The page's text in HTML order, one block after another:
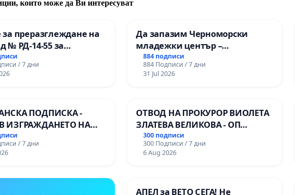
които може да Ви интересуват
за преразглеждане на
№ РД-14-55 за
на
гимназия по
технологии в
/ 7 дни
Да запазим Черноморски
младежки център –
пространство за младите на
Варна
884 подписи
884 Подписи / 7 дни
31 Jul 2026
ПОДПИСКА -
ИЗГРАЖДАНЕТО НА
ЛИНИЯ (ЛИФТ) НА
НА ПРИРОДНА
„ХЪЛМ НА
/ 7 дни
ОТВОД НА ПРОКУРОР ВИОЛЕТА
ЗЛАТЕВА ВЕЛИКОВА - ОП
ДОБРИЧ
300 подписи
300 Подписи / 7 дни
6 Aug 2026
АПЕЛ за ВЕТО СЕГА! Не